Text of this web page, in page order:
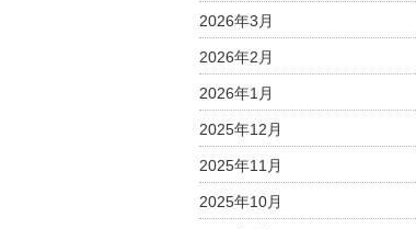
2026年3月
2026年2月
2026年1月
2025年12月
2025年11月
2025年10月